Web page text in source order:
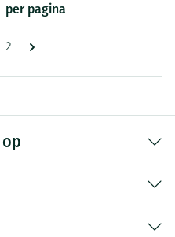
Pagina'smomenteel pagina
Pagina
2
per pagina